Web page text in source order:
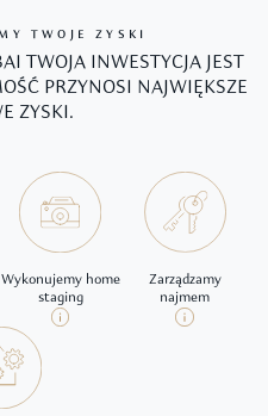
TWOJE ZYSKI
TWOJA INWESTYCJA JEST
PRZYNOSI NAJWIĘKSZE
ZYSKI.
Wykonujemy home
staging
Zarządzamy
najmem